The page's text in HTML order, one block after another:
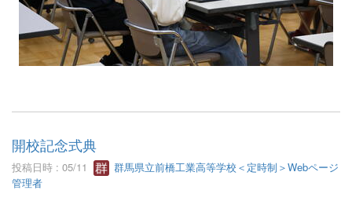
開校記念式典
投稿日時 : 05/11
群馬県立前橋工業高等学校＜定時制＞Webページ
管理者